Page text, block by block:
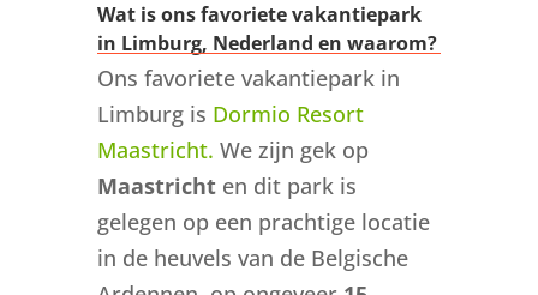
Wat is ons favoriete vakantiepark
in Limburg, Nederland en waarom?
Ons favoriete vakantiepark in
Limburg is Dormio Resort
Maastricht. We zijn gek op
Maastrichten dit park is
gelegen op een prachtige locatie
in de heuvels van de Belgische